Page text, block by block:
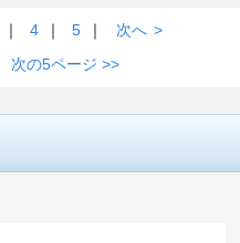
｜ 4 ｜ 5 ｜ 次へ >
次の5ページ >>